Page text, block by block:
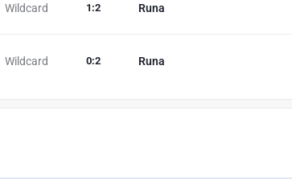
Wildcard Runa
1 :2
Wildcard Runa
0:2